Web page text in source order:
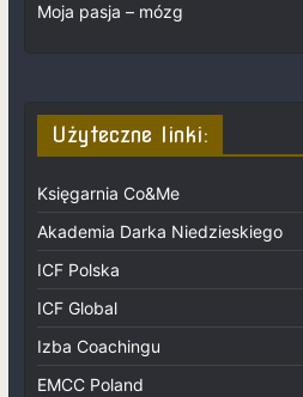
Moja pasja – mózg
Użyteczne linki:
Księgarnia Co&Me
Akademia Darka Niedzieskiego
ICF Polska
ICF Global
Izba Coachingu
EMCC Poland